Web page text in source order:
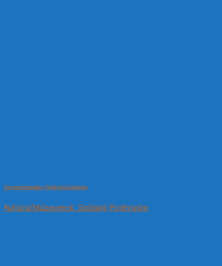
Szepeskáptalan (Spišská Kapitula)
Kultúra/Múzeumok, Spišské Podhradie